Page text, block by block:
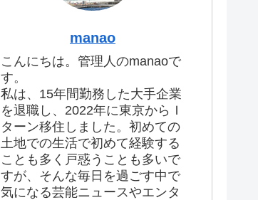
manao
こんにちは。管理人のmanaoで
す。
私は、15年間勤務した大手企業
を退職し、2022年に東京からＩ
ターン移住しました。初めての
土地での生活で初めて経験する
ことも多く戸惑うことも多いで
すが、そんな毎日を過ごす中で
気になる芸能ニュースやエンタ